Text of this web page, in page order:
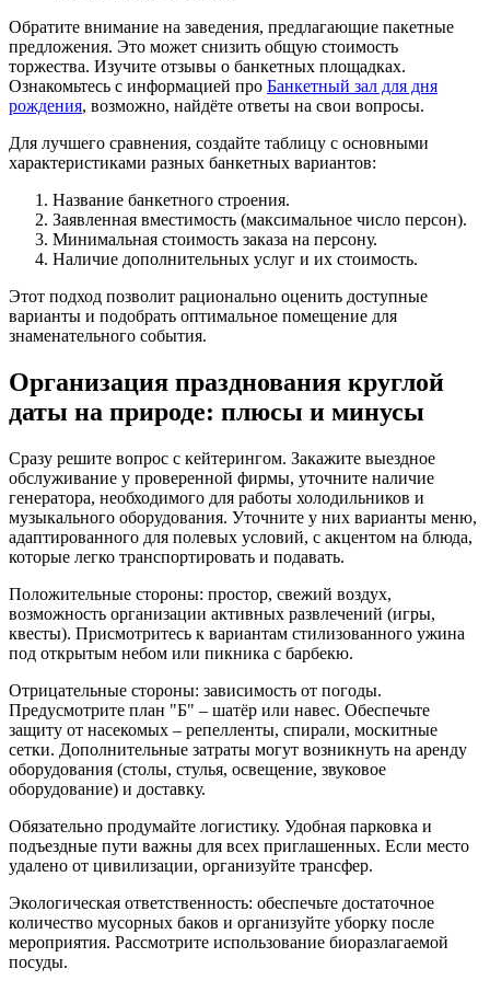
Обратите внимание на заведения, предлагающие пакетные
предложения. Это может снизить общую стоимость
торжества. Изучите отзывы о банкетных площадках.
Ознакомьтесь с информацией про Банкетный зал для дня
рождения, возможно, найдёте ответы на свои вопросы.
Для лучшего сравнения, создайте таблицу с основными
характеристиками разных банкетных вариантов:
Название банкетного строения.
Заявленная вместимость (максимальное число персон).
Минимальная стоимость заказа на персону.
Наличие дополнительных услуг и их стоимость.
Этот подход позволит рационально оценить доступные
варианты и подобрать оптимальное помещение для
знаменательного события.
Организация празднования круглой
даты на природе: плюсы и минусы
Сразу решите вопрос с кейтерингом. Закажите выездное
обслуживание у проверенной фирмы, уточните наличие
генератора, необходимого для работы холодильников и
музыкального оборудования. Уточните у них варианты меню,
адаптированного для полевых условий, с акцентом на блюда,
которые легко транспортировать и подавать.
Положительные стороны: простор, свежий воздух,
возможность организации активных развлечений (игры,
квесты). Присмотритесь к вариантам стилизованного ужина
под открытым небом или пикника с барбекю.
Отрицательные стороны: зависимость от погоды.
Предусмотрите план "Б" – шатёр или навес. Обеспечьте
защиту от насекомых – репелленты, спирали, москитные
сетки. Дополнительные затраты могут возникнуть на аренду
оборудования (столы, стулья, освещение, звуковое
оборудование) и доставку.
Обязательно продумайте логистику. Удобная парковка и
подъездные пути важны для всех приглашенных. Если место
удалено от цивилизации, организуйте трансфер.
Экологическая ответственность: обеспечьте достаточное
количество мусорных баков и организуйте уборку после
мероприятия. Рассмотрите использование биоразлагаемой
посуды.